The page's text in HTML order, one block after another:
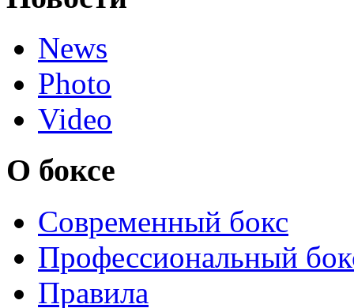
News
Photo
Video
О боксе
Современный бокс
Профессиональный
Правила